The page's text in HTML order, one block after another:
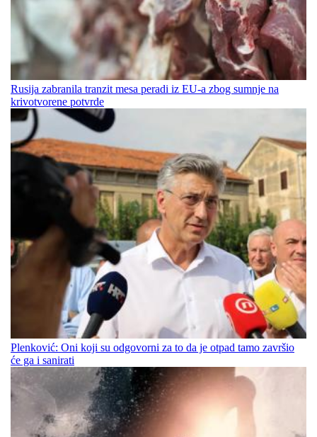
Rusija zabranila tranzit mesa peradi iz EU-a zbog sumnje na
krivotvorene potvrde
Plenković: Oni koji su odgovorni za to da je otpad tamo završio
će ga i sanirati